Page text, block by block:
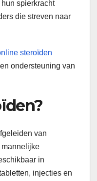
spierkracht
die streven naar
steroïden
ondersteuning van
van
mannelijke
in
injecties en